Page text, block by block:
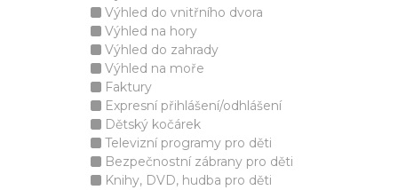
Výhled do vnitřního dvora
Výhled na hory
Výhled do zahrady
Výhled na moře
Faktury
Expresní přihlášení/odhlášení
Dětský kočárek
Televizní programy pro děti
Bezpečnostní zábrany pro děti
Knihy, DVD, hudba pro děti